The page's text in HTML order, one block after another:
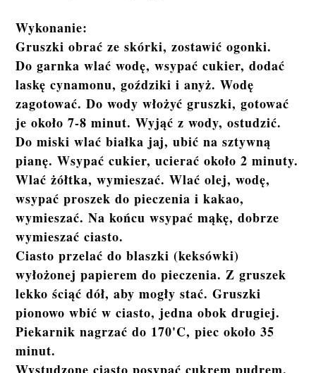
Wykonanie:
Gruszki obrać ze skórki, zostawić ogonki.
Do garnka wlać wodę, wsypać cukier, dodać
laskę cynamonu, goździki i anyż. Wodę
zagotować. Do wody włożyć gruszki, gotować
je około 7-8 minut. Wyjąć z wody, ostudzić.
Do miski wlać białka jaj, ubić na sztywną
pianę. Wsypać cukier, ucierać około 2 minuty.
Wlać żółtka, wymieszać. Wlać olej, wodę,
wsypać proszek do pieczenia i kakao,
wymieszać. Na końcu wsypać mąkę, dobrze
wymieszać ciasto.
Ciasto przelać do blaszki (keksówki)
wyłożonej papierem do pieczenia. Z gruszek
lekko ściąć dół, aby mogły stać. Gruszki
pionowo wbić w ciasto, jedna obok drugiej.
Piekarnik nagrzać do 170'C, piec około 35
minut.